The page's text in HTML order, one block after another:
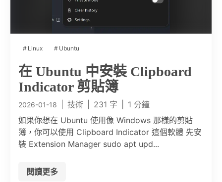
Linux Ubuntu
在 Ubuntu 中安裝 Clipboard
Indicator 剪貼簿
2026-01-18 技術 231 字
1 分鐘
如果你想在 Ubuntu 使用像 Windows 那樣的剪貼
簿，你可以使用 Clipboard Indicator 這個軟體 先安
裝 Extension Manager sudo apt upd...
閱讀更多